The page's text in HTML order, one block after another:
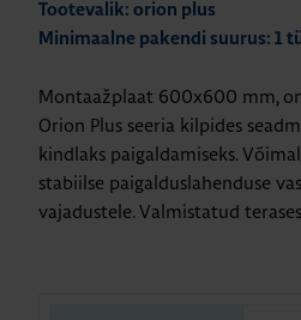
Tootevalik: orion plus
Minimaalne pakendi suurus: 1
Montaažplaat 600x600 mm,
Orion Plus seeria kilpides
kindlaks paigaldamiseks.
stabiilse paigalduslahenduse
vajadustele. Valmistatud